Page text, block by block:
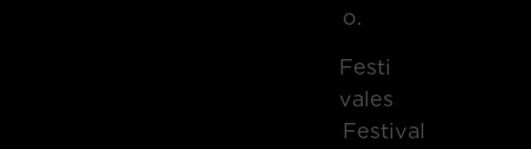
O.
Festi
Vales
Festival